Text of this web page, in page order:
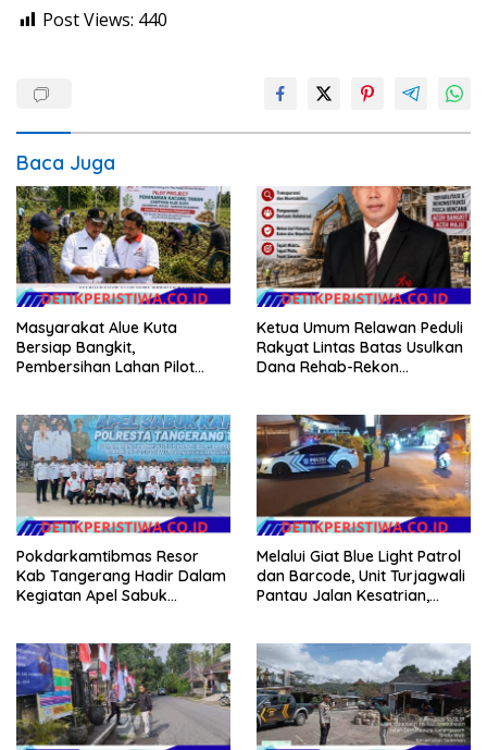
Post Views: 440
Baca Juga
Masyarakat Alue Kuta
Bersiap Bangkit,
Pembersihan Lahan Pilot
Ketua Umum Relawan Peduli
Rakyat Lintas Batas Usulkan
Dana Rehab-Rekon
Pemerintah Pusat
Pokdarkamtibmas Resor
Kab Tangerang Hadir Dalam
Kegiatan Apel Sabuk
Melalui Giat Blue Light Patrol
dan Barcode, Unit Turjagwali
Pantau Jalan Kesatrian,